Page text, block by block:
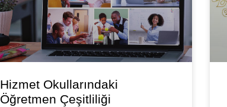
Hizmet Okullarındaki
Öğretmen Çeşitliliği